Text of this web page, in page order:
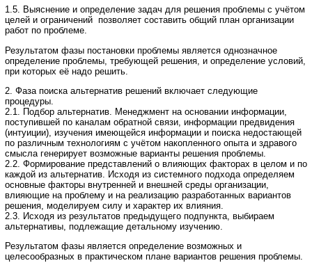
1.5. Выяснение и определение задач для решения проблемы с учётом
целей и ограничений позволяет составить общий план организации
работ по проблеме.
Результатом фазы постановки проблемы является однозначное
определение проблемы, требующей решения, и определение условий,
при которых её надо решить.
2. Фаза поиска альтернатив решений включает следующие
процедуры.
2.1. Подбор альтернатив. Менеджмент на основании информации,
поступившей по каналам обратной связи, информации предвидения
(интуиции), изучения имеющейся информации и поиска недостающей
по различным технологиям с учётом накопленного опыта и здравого
смысла генерирует возможные варианты решения проблемы.
2.2. Формирование представлений о влияющих факторах в целом и по
каждой из альтернатив. Исходя из системного подхода определяем
основные факторы внутренней и внешней среды организации,
влияющие на проблему и на реализацию разработанных вариантов
решения, моделируем силу и характер их влияния.
2.3. Исходя из результатов предыдущего подпункта, выбираем
альтернативы, подлежащие детальному изучению.
Результатом фазы является определение возможных и
целесообразных в практическом плане вариантов решения проблемы.